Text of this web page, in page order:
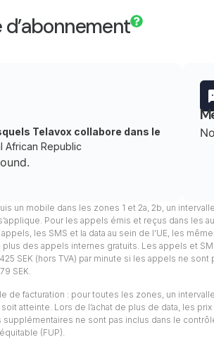
Telavox collabore dans le
African Republic
un mobile dans les zones 1 et 2a, 2b, un
Pour les appels émis et reçus dans les
les SMS et la data au sein de l’UE, les
des appels internes gratuits. Les appels et
SEK (hors TVA) par minute si les appels ne
SEK.
de facturation : pour toutes les zones, un
atteinte. Lors de l’achat de plus de data, les
supplémentaires ne sont pas inclus dans le
(FUP).